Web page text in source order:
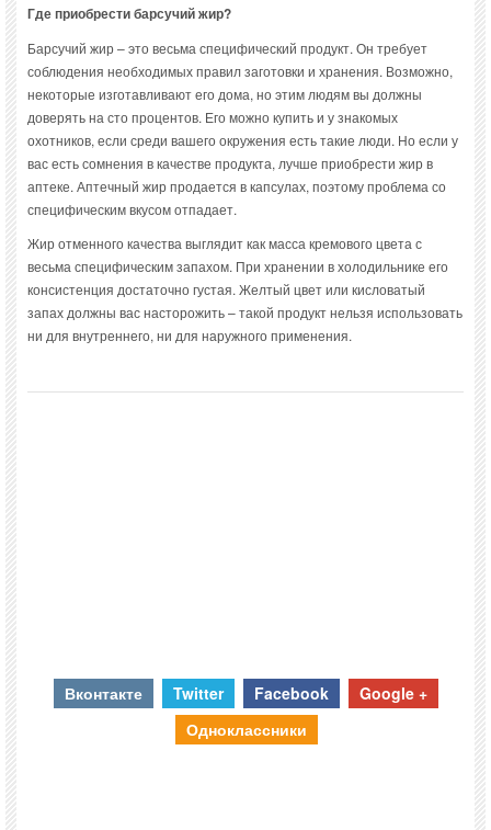
Где приобрести барсучий жир?
Барсучий жир – это весьма специфический продукт. Он требует
соблюдения необходимых правил заготовки и хранения. Возможно,
некоторые изготавливают его дома, но этим людям вы должны
доверять на сто процентов. Его можно купить и у знакомых
охотников, если среди вашего окружения есть такие люди. Но если у
вас есть сомнения в качестве продукта, лучше приобрести жир в
аптеке. Аптечный жир продается в капсулах, поэтому проблема со
специфическим вкусом отпадает.
Жир отменного качества выглядит как масса кремового цвета с
весьма специфическим запахом. При хранении в холодильнике его
консистенция достаточно густая. Желтый цвет или кисловатый
запах должны вас насторожить – такой продукт нельзя использовать
ни для внутреннего, ни для наружного применения.
Вконтакте Twitter Facebook
Google +
Одноклассники